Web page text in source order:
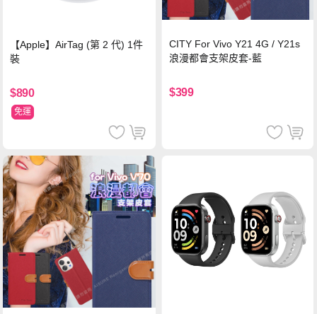
【Apple】AirTag (第 2 代) 1件
裝
$890
免運
CITY For Vivo Y21 4G / Y21s
浪漫都會支架皮套-藍
$399